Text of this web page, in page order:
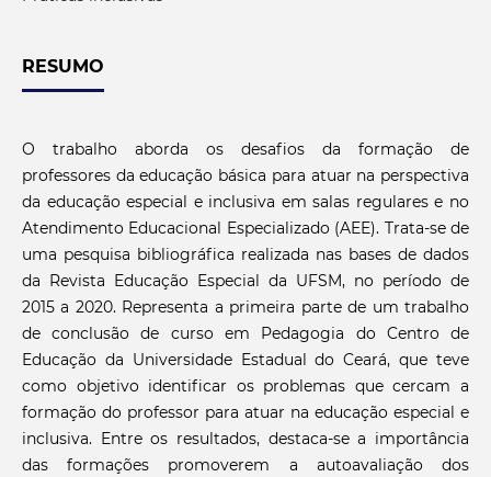
RESUMO
O trabalho aborda os desafios da formação de
professores da educação básica para atuar na perspectiva
da educação especial e inclusiva em salas regulares e no
Atendimento Educacional Especializado (AEE). Trata-se de
uma pesquisa bibliográfica realizada nas bases de dados
da Revista Educação Especial da UFSM, no período de
2015 a 2020. Representa a primeira parte de um trabalho
de conclusão de curso em Pedagogia do Centro de
Educação da Universidade Estadual do Ceará, que teve
como objetivo identificar os problemas que cercam a
formação do professor para atuar na educação especial e
inclusiva. Entre os resultados, destaca-se a importância
das formações promoverem a autoavaliação dos